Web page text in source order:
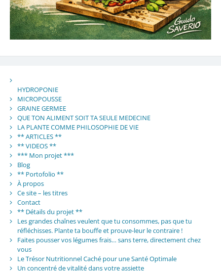
HYDROPONIE
MICROPOUSSE
GRAINE GERMEE
QUE TON ALIMENT SOIT TA SEULE MEDECINE
LA PLANTE COMME PHILOSOPHIE DE VIE
** ARTICLES **
** VIDEOS **
*** Mon projet ***
Blog
** Portofolio **
À propos
Ce site – les titres
Contact
** Détails du projet **
Les grandes chaînes veulent que tu consommes, pas que tu
réfléchisses. Plante ta bouffe et prouve-leur le contraire !
Faites pousser vos légumes frais… sans terre, directement chez
vous
Le Trésor Nutritionnel Caché pour une Santé Optimale
Un concentré de vitalité dans votre assiette